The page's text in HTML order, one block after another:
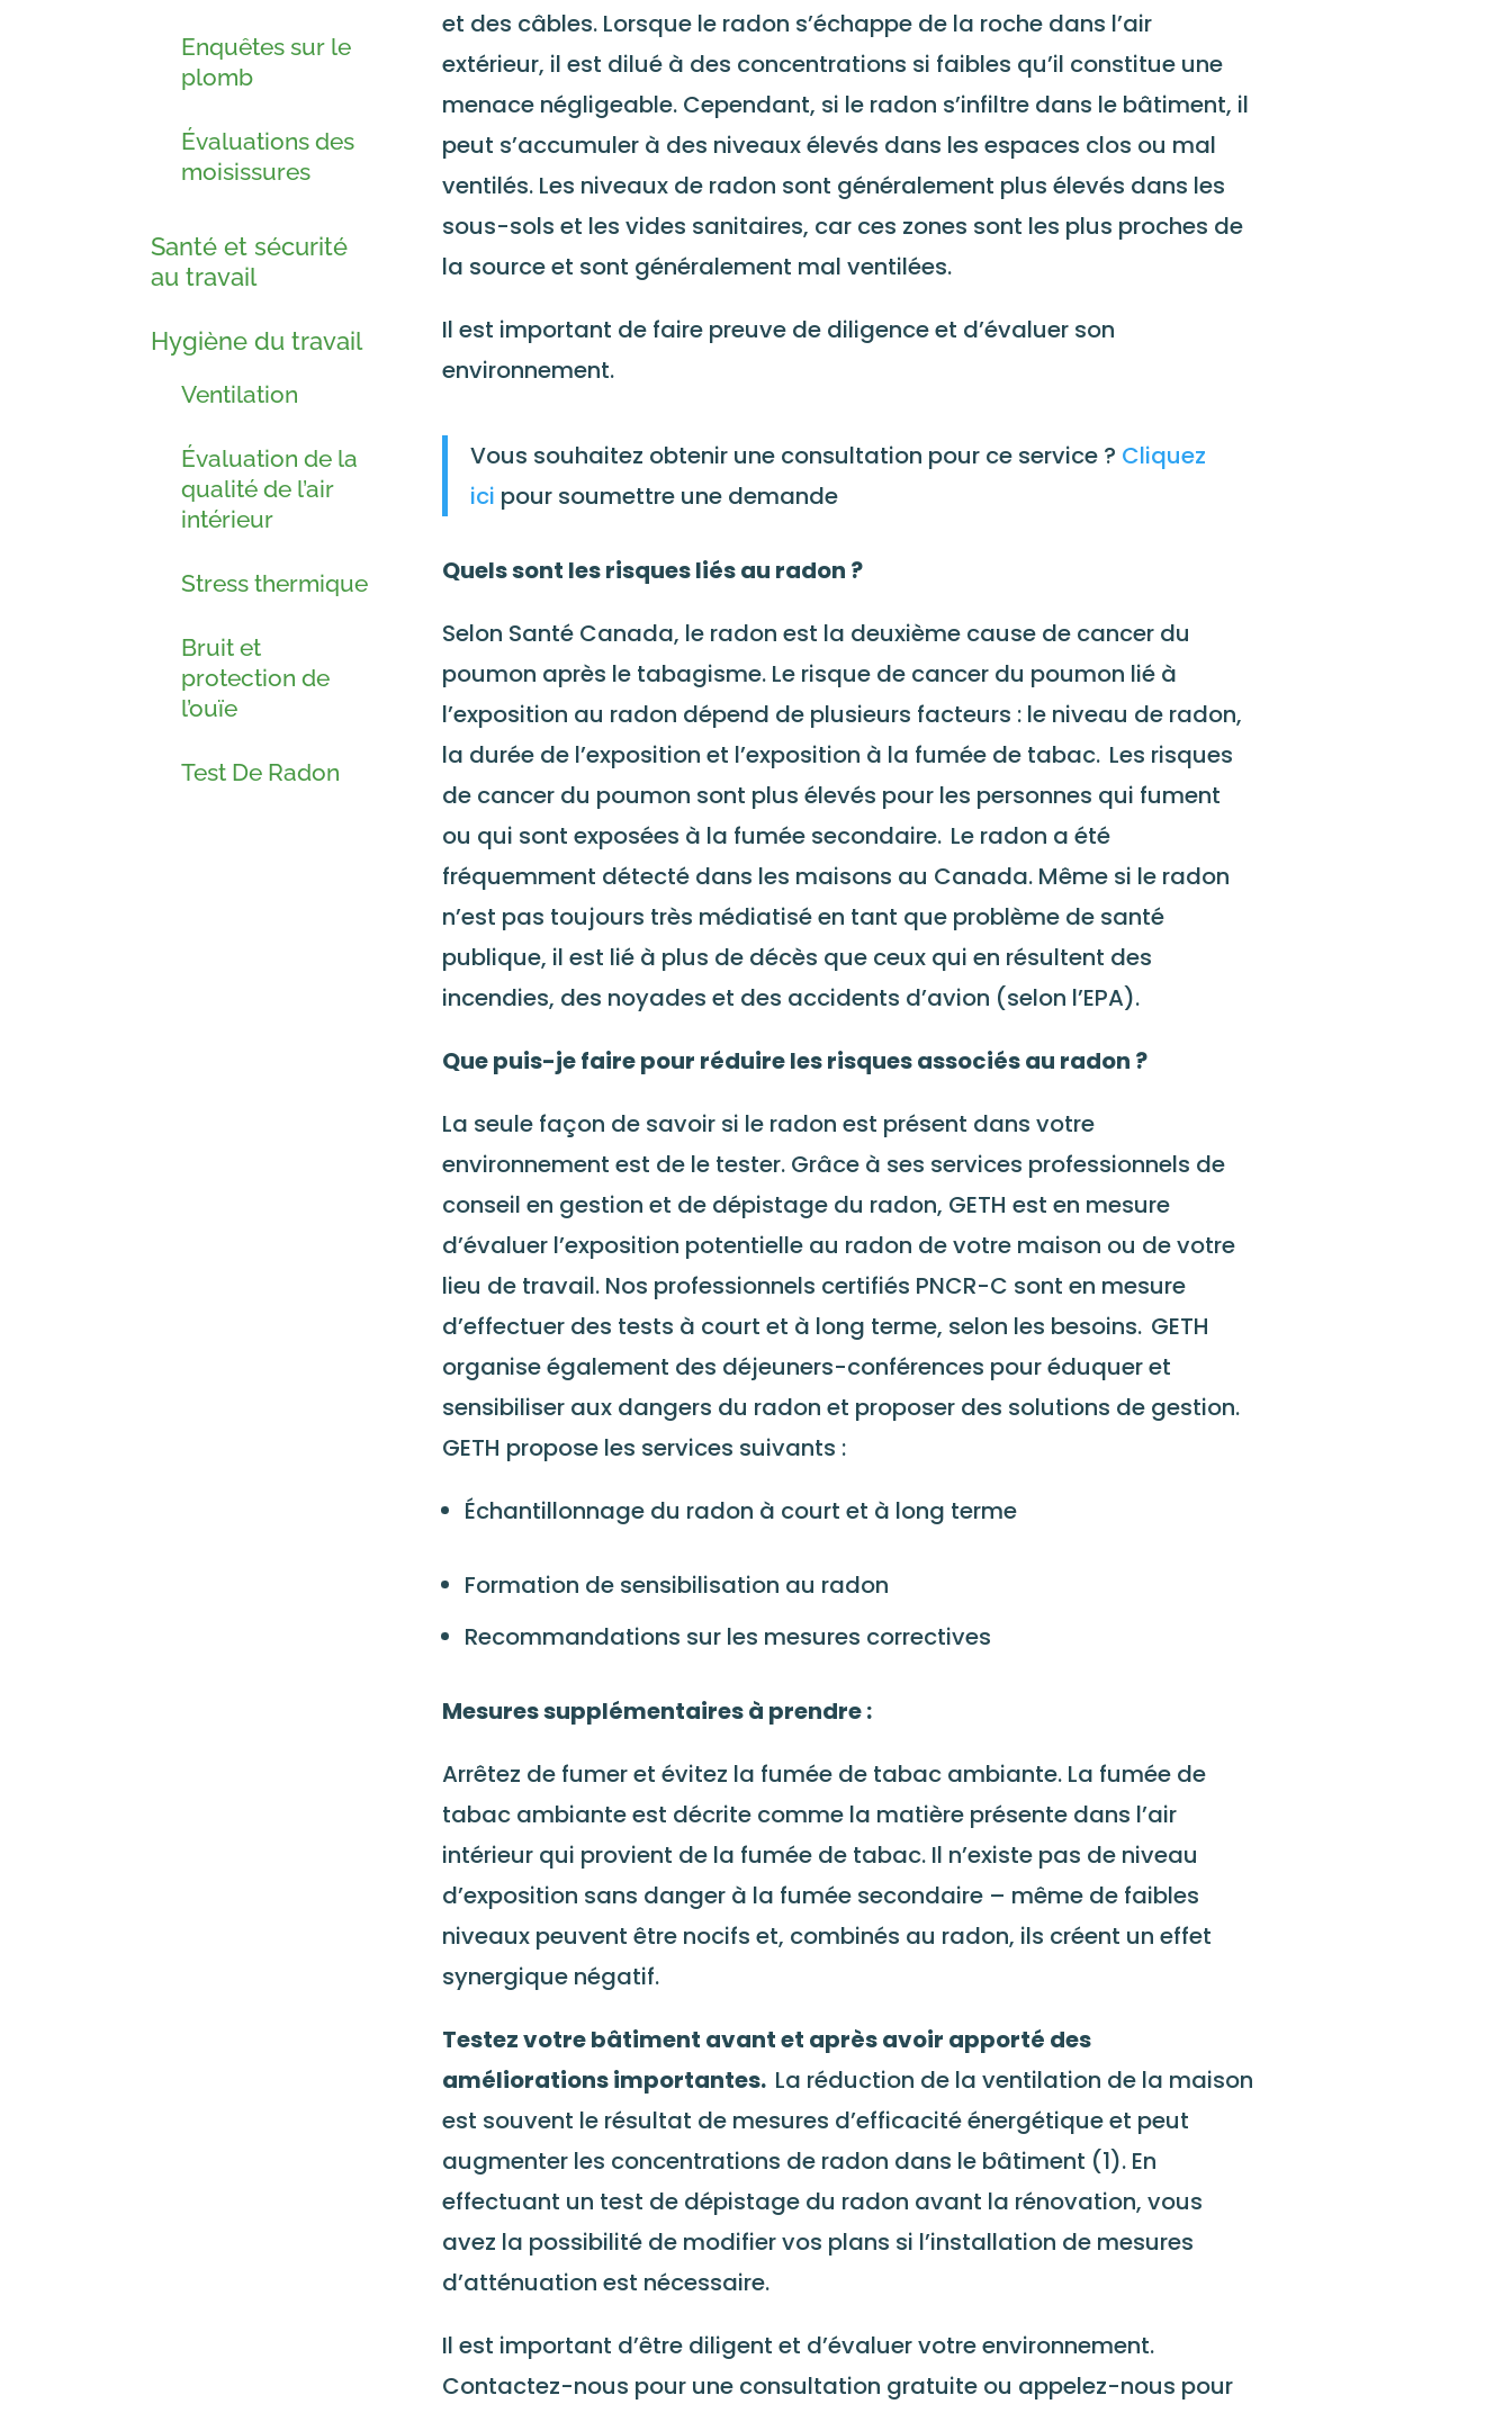
Enquêtes sur le
plomb
Évaluations des
moisissures
Santé et sécurité
au travail
Hygiène du travail
Ventilation
Évaluation de la
qualité de l’air
intérieur
Stress thermique
Bruit et
protection de
l’ouïe
Test De Radon
et des câbles. Lorsque le radon s’échappe de la roche dans l’air
extérieur, il est dilué à des concentrations si faibles qu’il constitue une
menace négligeable. Cependant, si le radon s’infiltre dans le bâtiment, il
peut s’accumuler à des niveaux élevés dans les espaces clos ou mal
ventilés. Les niveaux de radon sont généralement plus élevés dans les
sous-sols et les vides sanitaires, car ces zones sont les plus proches de
la source et sont généralement mal ventilées.
Il est important de faire preuve de diligence et d’évaluer son
environnement.
Vous souhaitez obtenir une consultation pour ce service ? Cliquez
ici pour soumettre une demande
Quels sont les risques liés au radon ?
Selon Santé Canada, le radon est la deuxième cause de cancer du
poumon après le tabagisme. Le risque de cancer du poumon lié à
l’exposition au radon dépend de plusieurs facteurs : le niveau de radon,
la durée de l’exposition et l’exposition à la fumée de tabac. Les risques
de cancer du poumon sont plus élevés pour les personnes qui fument
ou qui sont exposées à la fumée secondaire. Le radon a été
fréquemment détecté dans les maisons au Canada. Même si le radon
n’est pas toujours très médiatisé en tant que problème de santé
publique, il est lié à plus de décès que ceux qui en résultent des
incendies, des noyades et des accidents d’avion (selon l’EPA).
Que puis-je faire pour réduire les risques associés au radon ?
La seule façon de savoir si le radon est présent dans votre
environnement est de le tester. Grâce à ses services professionnels de
conseil en gestion et de dépistage du radon, GETHest en mesure
d’évaluer l’exposition potentielle au radon de votre maison ou de votre
lieu de travail. Nos professionnels certifiés PNCR-C sont en mesure
d’effectuer des tests à court et à long terme, selon les besoins. GETH
organise également des déjeuners-conférences pour éduquer et
sensibiliser aux dangers du radon et proposer des solutions de gestion.
GETH propose les services suivants :
Échantillonnage du radon à court et à long terme
Formation de sensibilisation au radon
Recommandations sur les mesures correctives
Mesures supplémentaires à prendre :
Arrêtez de fumer et évitez la fumée de tabac ambiante. La fumée de
tabac ambiante est décrite comme la matière présente dans l’air
intérieur qui provient de la fumée de tabac. Il n’existe pas de niveau
d’exposition sans danger à la fumée secondaire – même de faibles
niveaux peuvent être nocifs et, combinés au radon, ils créent un effet
synergique négatif.
Testez votre bâtiment avant et après avoir apporté des
améliorations importantes. La réduction de la ventilation de la maison
est souvent le résultat de mesures d’efficacité énergétique et peut
augmenter les concentrations de radon dans le bâtiment (1). En
effectuant un test de dépistage du radon avant la rénovation, vous
avez la possibilité de modifier vos plans si l’installation de mesures
d’atténuation est nécessaire.
Il est important d’être diligent et d’évaluer votre environnement.
Contactez-nous pour une consultation gratuite ou appelez-nous pour